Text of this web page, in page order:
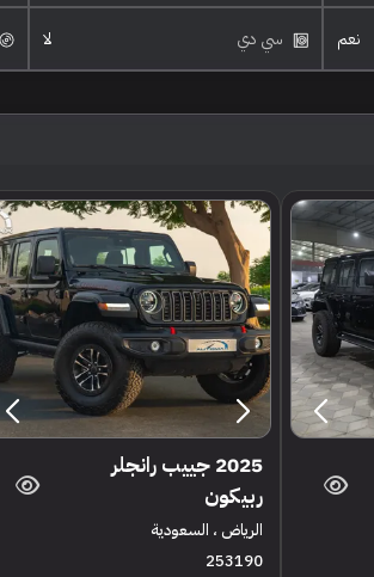
نعم سي دي لا
2025 جييب رانجلر
ربيكون
الرياض ، السعودية
253190